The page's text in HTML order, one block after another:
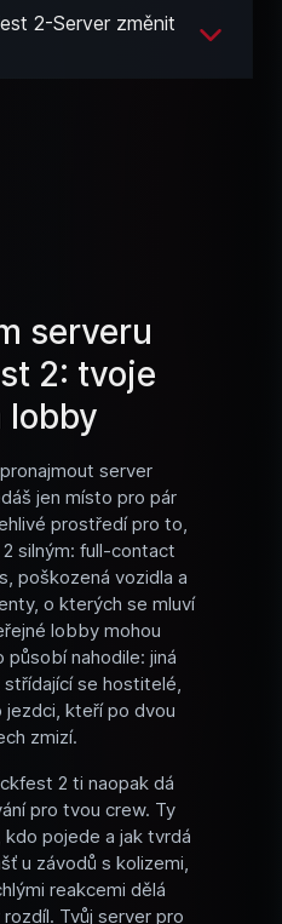
2-Server změnit
serveru
2: tvoje
lobby
server
jen místo pro pár
prostředí pro to,
silným: full-contact
poškozená vozidla a
o kterých se mluví
lobby mohou
nahodile: jiná
se hostitelé,
kteří po dvou
zmizí.
2 ti naopak dá
pro tvou crew. Ty
pojede a jak tvrdá
u závodů s kolizemi,
reakcemi dělá
Tvůj server pro